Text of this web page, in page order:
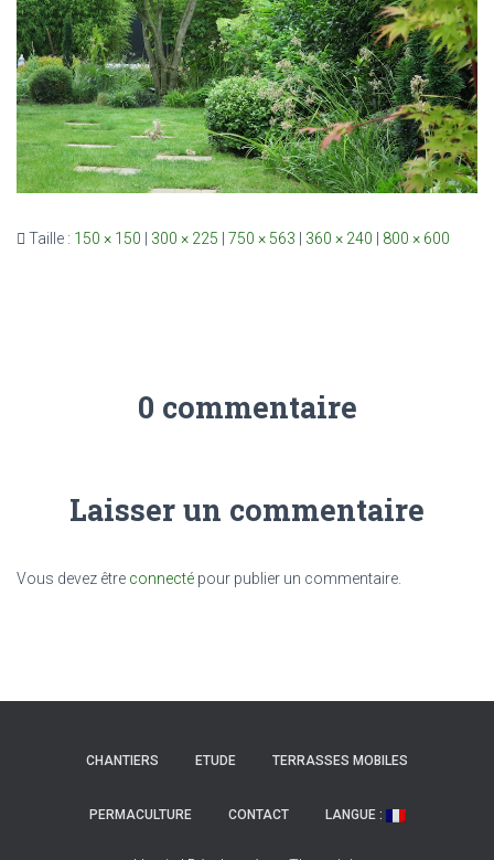
Taille : 150 × 150 | 300 × 225 | 750 × 563 | 360 × 240 | 800 × 600
0 commentaire
Laisser un commentaire
Vous devez être connecté pour publier un commentaire.
CHANTIERS ETUDE TERRASSES MOBILES
PERMACULTURE CONTACT LANGUE :